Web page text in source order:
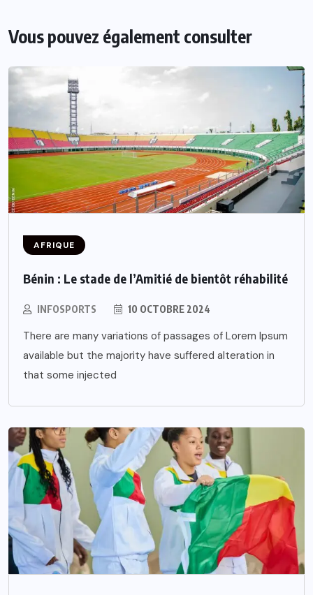
Vous pouvez également consulter
AFRIQUE
Bénin : Le stade de l’Amitié de bientôt réhabilité
INFOSPORTS 10 OCTOBRE 2024
There are many variations of passages of Lorem Ipsum
available but the majority have suffered alteration in
that some injected